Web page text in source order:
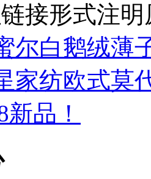
接形式注
尔白鹅绒薄
家纺欧式莫
品！